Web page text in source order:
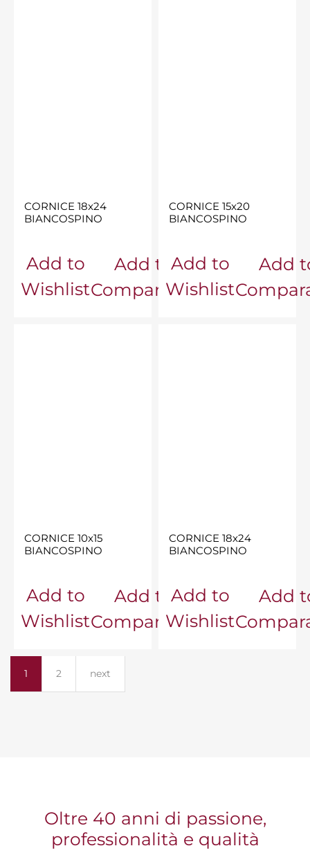
CORNICE 18x24
BIANCOSPINO
Add to
Wishlist
Add to
Comparator
CORNICE 15x20
BIANCOSPINO
Add to
Wishlist
Add
CORNICE 10x15
BIANCOSPINO
Add to
Wishlist
Add to
Comparator
CORNICE 18x24
BIANCOSPINO
Add to
Wishlist
Add
1 2 next
Oltre 40 anni di passione,
professionalità e qualità